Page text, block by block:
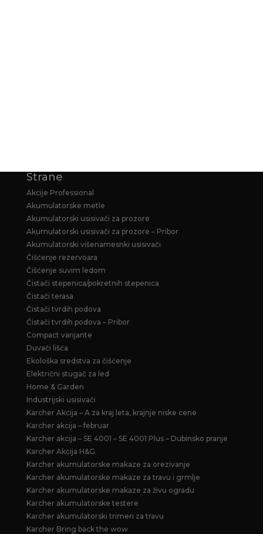
Strane
Akcije Professional
Akumulatorske metle
Akumulatorski usisivači za prozore
Akumulatorski usisivači za prozore – Pribor
Akumulatorski višenamesnki usisivači
Čišćenje rezervoara
Čišćenje suvim ledom
Čistači stepenica/pokretnih stepenica
Čistači terasa
Čistači tvrdih podova
Čistači tvrdih podova – Pribor
Compact varijante
Duvači lišća
Ekološka sredstva za čišćenje
Električni stugač za led
Home & Garden
Industrijski usisivači
Karcher Akcija – A za kraj leta, krajnje niske cene
Karcher akcija – februar
Karcher akcija – SE 4001 – SE 4001 Plus – Dubinsko pranje
Karcher Akcija H&G
Karcher akumulatorske makaze za orezivanje
Karcher akumulatorske makaze za travu i grmlje
Karcher akumulatorske makaze za živu ogradu
Karcher akumulatorske testere
Karcher akumulatorski trimeri za travu
Karcher Bring back the wow